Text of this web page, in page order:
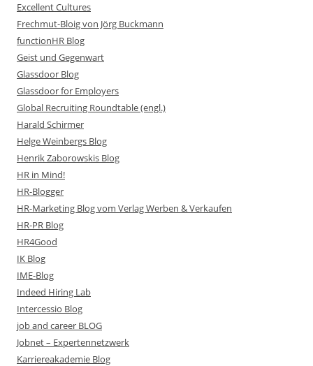
Excellent Cultures
Frechmut-Bloig von Jörg Buckmann
functionHR Blog
Geist und Gegenwart
Glassdoor Blog
Glassdoor for Employers
Global Recruiting Roundtable (engl.)
Harald Schirmer
Helge Weinbergs Blog
Henrik Zaborowskis Blog
HR in Mind!
HR-Blogger
HR-Marketing Blog vom Verlag Werben & Verkaufen
HR-PR Blog
HR4Good
IK Blog
IME-Blog
Indeed Hiring Lab
Intercessio Blog
job and career BLOG
Jobnet – Expertennetzwerk
Karriereakademie Blog